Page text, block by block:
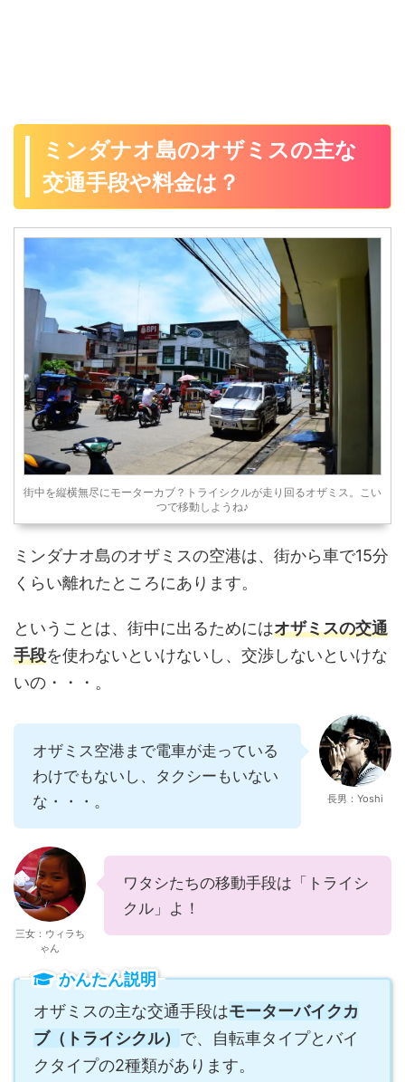
ミンダナオ島のオザミスの主な
交通手段や料金は？
街中を縦横無尽にモーターカブ？トライシクルが走り回るオザミス。こい
つで移動しようね♪
ミンダナオ島のオザミスの空港は、街から車で15分
くらい離れたところにあります。
ということは、街中に出るためにはオザミスの交通
手段を使わないといけないし、交渉しないといけな
いの・・・。
オザミス空港まで電車が走っている
わけでもないし、タクシーもいない
な・・・。
長男：Yoshi
三女：ウィラち
ゃん
ワタシたちの移動手段は「トライシ
クル」よ！
かんたん説明
オザミスの主な交通手段はモーターバイクカ
ブ（トライシクル） で、自転車タイプとバイ
クタイプの2種類があります。